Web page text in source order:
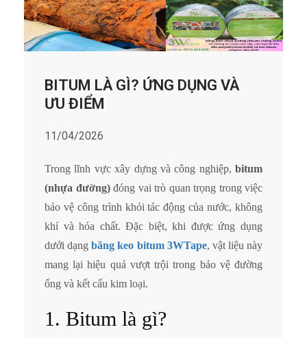
BITUM LÀ GÌ? ỨNG DỤNG VÀ
ƯU ĐIỂM
11/04/2026
Trong lĩnh vực xây dựng và công nghiệp, bitum
(nhựa đường)đóng vai trò quan trọng trong việc
bảo vệ công trình khỏi tác động của nước, không
khí và hóa chất. Đặc biệt, khi được ứng dụng
dưới dạngbăng keo bitum 3WTape, vật liệu này
mang lại hiệu quả vượt trội trong bảo vệ đường
ống và kết cấu kim loại.
1. Bitum là gì?